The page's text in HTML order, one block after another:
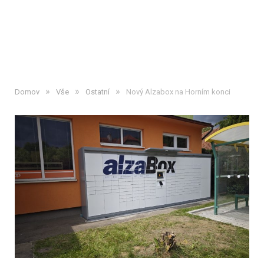
Domov » Vše » Ostatní » Nový Alzabox na Horním konci